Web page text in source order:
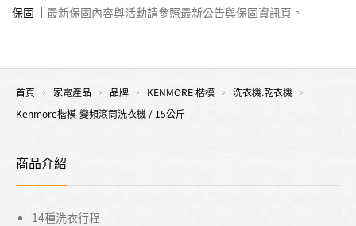
保固
最新保固內容與活動請參照最新公告與保固資訊頁。
首頁 家電產品 品牌 KENMORE 楷模
洗衣機.乾衣機
Kenmore楷模-變頻滾筒洗衣機 / 15公斤
商品介紹
14種洗衣行程